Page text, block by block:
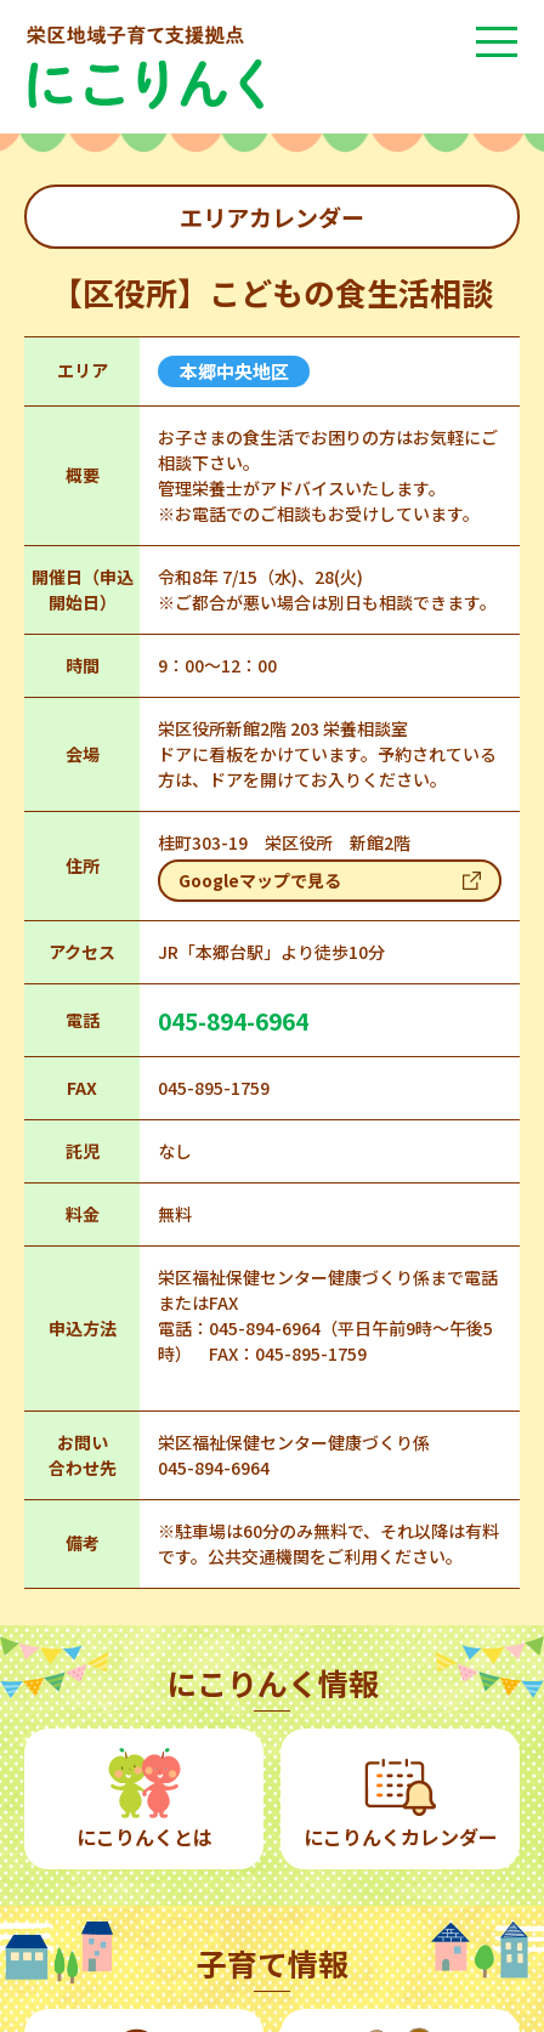
エリアカレンダー
【区役所】こどもの食生活相談
エリア 本郷中央地区
概要
お子さまの食生活でお困りの方はお気軽にご
相談下さい。
管理栄養士がアドバイスいたします。
※お電話でのご相談もお受けしています。
開催日（申込
開始日）
令和8年 7/15（水)、28(火)
※ご都合が悪い場合は別日も相談できます。
時間 9：00～12：00
会場
栄区役所新館2階 203 栄養相談室
ドアに看板をかけています。予約されている
方は、ドアを開けてお入りください。
住所
桂町303-19 栄区役所 新館2階
Googleマップで見る
アクセス JR「本郷台駅」より徒歩10分
電話 045-894-6964
FAX 045-895-1759
託児 なし
料金 無料
申込方法
栄区福祉保健センター健康づくり係まで電話
またはFAX
電話：045-894-6964（平日午前9時～午後5
時） FAX：045-895-1759
お問い
合わせ先
栄区福祉保健センター健康づくり係
045-894-6964
備考
※駐車場は60分のみ無料で、それ以降は有料
です。公共交通機関をご利用ください。
にこりんく情報
にこりんくとは にこりんくカレンダー
子育て情報